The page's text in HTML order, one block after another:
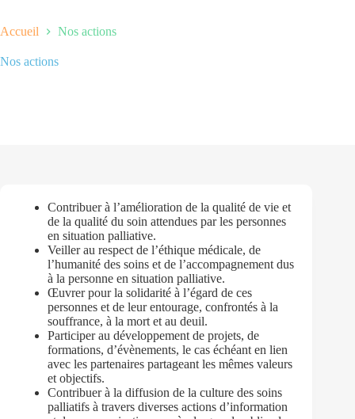
Accueil Nos actions
Nos actions
Contribuer à l’amélioration de la qualité de vie et
de la qualité du soin attendues par les personnes
en situation palliative.
Veiller au respect de l’éthique médicale, de
l’humanité des soins et de l’accompagnement dus
à la personne en situation palliative.
Œuvrer pour la solidarité à l’égard de ces
personnes et de leur entourage, confrontés à la
souffrance, à la mort et au deuil.
Participer au développement de projets, de
formations, d’évènements, le cas échéant en lien
avec les partenaires partageant les mêmes valeurs
et objectifs.
Contribuer à la diffusion de la culture des soins
palliatifs à travers diverses actions d’information